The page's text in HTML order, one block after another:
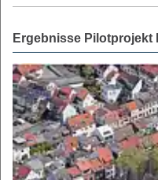
Ergebnisse Pilotprojekt